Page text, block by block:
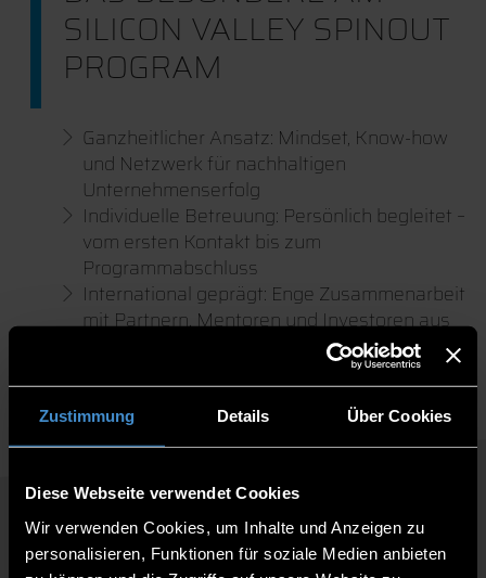
Zustimmung Details Über Cookies
Diese Webseite verwendet Cookies
Wir verwenden Cookies, um Inhalte und Anzeigen zu
personalisieren, Funktionen für soziale Medien anbieten
SILICON VALLEY SPINOUT
PROGRAM
Ganzheitlicher Ansatz: Mindset, Know-how
und Netzwerk für nachhaltigen
Unternehmenserfolg
Individuelle Betreuung: Persönlich begleitet –
vom ersten Kontakt bis zum
Programmabschluss
International geprägt: Enge Zusammenarbeit
mit Partnern, Mentoren und Investoren aus